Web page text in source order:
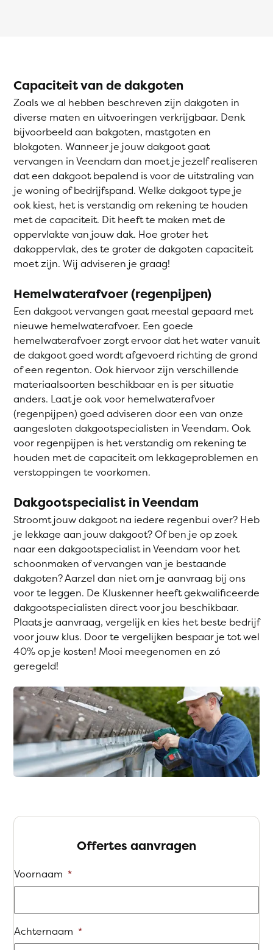
Capaciteit van de dakgoten
Zoals we al hebben beschreven zijn dakgoten in
diverse maten en uitvoeringen verkrijgbaar. Denk
bijvoorbeeld aan bakgoten, mastgoten en
blokgoten. Wanneer je jouw dakgoot gaat
vervangen in Veendam dan moet je jezelf realiseren
dat een dakgoot bepalend is voor de uitstraling van
je woning of bedrijfspand. Welke dakgoot type je
ook kiest, het is verstandig om rekening te houden
met de capaciteit. Dit heeft te maken met de
oppervlakte van jouw dak. Hoe groter het
dakoppervlak, des te groter de dakgoten capaciteit
moet zijn. Wij adviseren je graag!
Hemelwaterafvoer (regenpijpen)
Een dakgoot vervangen gaat meestal gepaard met
nieuwe hemelwaterafvoer. Een goede
hemelwaterafvoer zorgt ervoor dat het water vanuit
de dakgoot goed wordt afgevoerd richting de grond
of een regenton. Ook hiervoor zijn verschillende
materiaalsoorten beschikbaar en is per situatie
anders. Laat je ook voor hemelwaterafvoer
(regenpijpen) goed adviseren door een van onze
aangesloten dakgootspecialisten in Veendam. Ook
voor regenpijpen is het verstandig om rekening te
houden met de capaciteit om lekkageproblemen en
verstoppingen te voorkomen.
Dakgootspecialist in Veendam
Stroomt jouw dakgoot na iedere regenbui over? Heb
je lekkage aan jouw dakgoot? Of ben je op zoek
naar een dakgootspecialist in Veendam voor het
schoonmaken of vervangen van je bestaande
dakgoten? Aarzel dan niet om je aanvraag bij ons
voor te leggen. De Kluskenner heeft gekwalificeerde
dakgootspecialisten direct voor jou beschikbaar.
Plaats je aanvraag, vergelijk en kies het beste bedrijf
voor jouw klus. Door te vergelijken bespaar je tot wel
40% op je kosten! Mooi meegenomen en zó
geregeld!
Offertes aanvragen
Voornaam *
Achternaam *